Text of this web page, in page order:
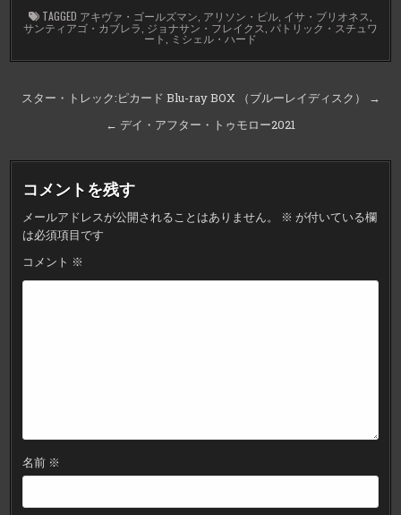
TAGGED アキヴァ・ゴールズマン アリソン・ピル イサ・ブリオネス
サンティアゴ・カブレラ ジョナサン・フレイクス パトリック・スチュワ
ート ,ミシェル・ハード
投
ゲ
ー
シ
ョ
スター・トレック:ピカード Blu-ray BOX （ブルーレイディスク） →
← デイ・アフター・トゥモロー2021
コメントを残す
メールアドレスが公開されることはありません。 ※ が付いている欄
は必須項目です
コメント ※
名前 ※